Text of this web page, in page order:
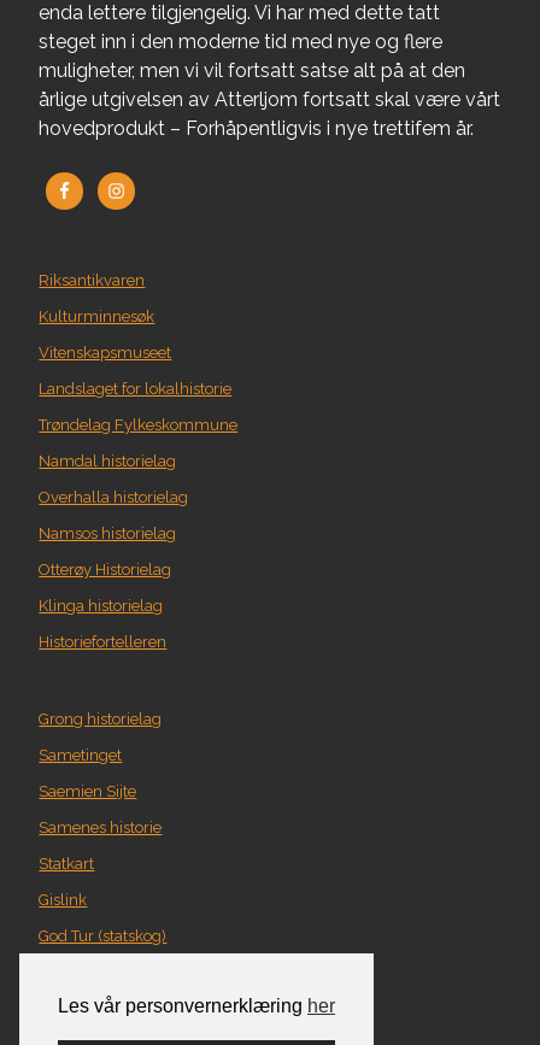
Les vår personvernerklæring her
enda lettere tilgjengelig. Vi har med dette tatt
steget inn i den moderne tid med nye og flere
muligheter, men vi vil fortsatt satse alt på at den
årlige utgivelsen av Atterljom fortsatt skal være vårt
hovedprodukt – Forhåpentligvis i nye trettifem år.
Riksantikvaren
Kulturminnesøk
Vitenskapsmuseet
Landslaget for lokalhistorie
Trøndelag Fylkeskommune
Namdal historielag
Overhalla historielag
Namsos historielag
Otterøy Historielag
Klinga historielag
Historiefortelleren
Grong historielag
Sametinget
Saemien Sijte
Samenes historie
Statkart
Gislink
God Tur (statskog)
Norgeskart